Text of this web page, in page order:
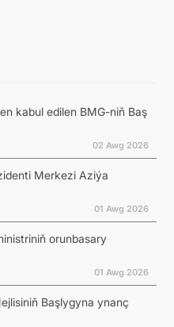
kabul edilen BMG-niň Baş
02 Awg 2026
Merkezi Aziýa
01 Awg 2026
orunbasary
01 Awg 2026
Başlygyna ynanç